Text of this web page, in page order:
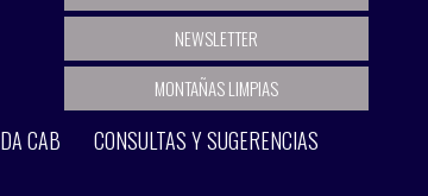
NEWSLETTER
MONTAÑAS LIMPIAS
CAB CONSULTAS Y SUGERENCIAS